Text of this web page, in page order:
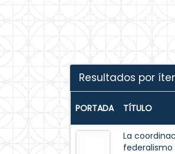
Resultados por
PORTADA TÍTULO
La
federalismo